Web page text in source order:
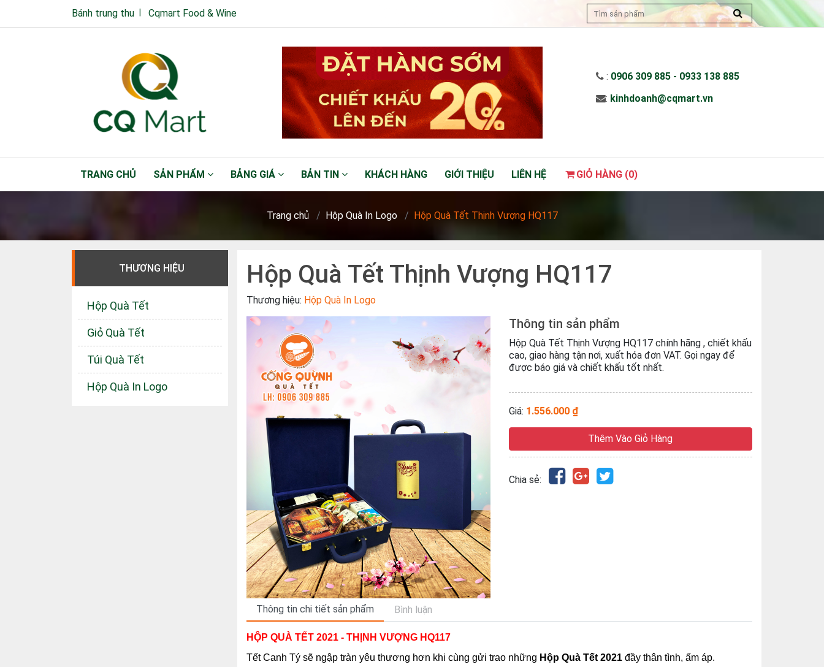
Bánh trung thu Cqmart Food & Wine
: 0906 309 885 - 0933 138 885
: kinhdoanh@cqmart.vn
TRANG CHỦ SẢN PHẨM BẢNG GIÁ BẢN TIN KHÁCH HÀNG GIỚI THIỆU LIÊN HỆ GIỎ HÀNG (0)
Trang chủ Hộp Quà In Logo Hộp Quà Tết Thịnh Vượng HQ117
THƯƠNG HIỆU
Hộp Quà Tết
Giỏ Quà Tết
Túi Quà Tết
Hộp Quà In Logo
Hộp Quà Tết Thịnh Vượng HQ117
Thương hiệu: Hộp Quà In Logo
Thông tin sản phẩm
Hộp Quà Tết Thịnh Vượng HQ117 chính hãng , chiết khấu
cao, giao hàng tận nơi, xuất hóa đơn VAT. Gọi ngay để
được báo giá và chiết khấu tốt nhất.
Giá: 1.556.000 ₫
Thêm Vào Giỏ Hàng
Chia sẻ:
Thông tin chi tiết sản phẩm Bình luận
HỘP QUÀ TẾT 2021 - THỊNH VƯỢNG HQ117
Tết Canh Tý sẽ ngập tràn yêu thương hơn khi cùng gửi trao những Hộp Quà Tết 2021 đầy thân tình, ấm áp.